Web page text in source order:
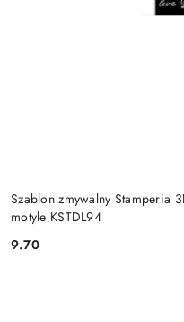
Szablon zmywalny Stamperia
motyle KSTDL94
Cena:
9.70